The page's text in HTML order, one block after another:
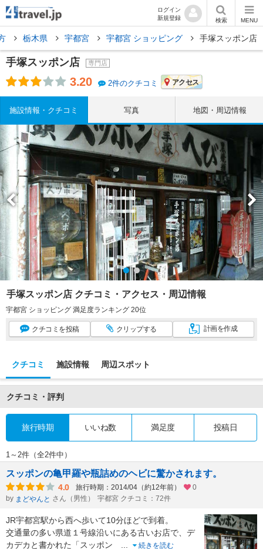
ログイン
新規登録
検索 MENU
栃木県 宇都宮 宇都宮 ショッピング 手塚スッポン店
手塚スッポン店 専門店
3.20 2件のクチコミ アクセス
施設情報・クチコミ 写真 地図・周辺情報
手塚スッポン店 クチコミ・アクセス・周辺情報
宇都宮 ショッピング 満足度ランキング 20位
クチコミ を投稿 クリップする 計画を作成
クチコミ 施設情報 周辺スポット
クチコミ・評判
旅行時期 いいね数 満足度 投稿日
1～2件（全2件中）
スッポンの亀甲羅や瓶詰めのヘビに驚かされます。
4.0 旅行時期：2014/04（約12年前）
0
by まどやんと さん（男性） 宇都宮 クチコミ：72件
JR宇都宮駅から西へ歩いて10分ほどで到着。
交通量の多い県道１号線沿いにある古いお店で、デ
カデカと書かれた「スッポン ...
続きを読む